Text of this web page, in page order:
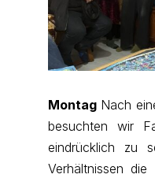
MontagNach
besuchten wir
eindrücklich zu
Verhältnissen die